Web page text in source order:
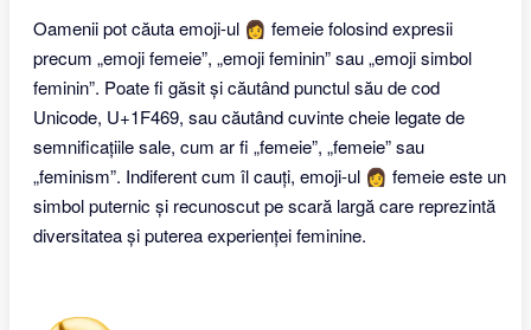
Oamenii pot căuta emoji-ul 👩 femeie folosind expresii
precum „emoji femeie”, „emoji feminin” sau „emoji simbol
feminin”. Poate fi găsit și căutând punctul său de cod
Unicode, U+1F469, sau căutând cuvinte cheie legate de
semnificațiile sale, cum ar fi „femeie”, „femeie” sau
„feminism”. Indiferent cum îl cauți, emoji-ul 👩 femeie este un
simbol puternic și recunoscut pe scară largă care reprezintă
diversitatea și puterea experienței feminine.